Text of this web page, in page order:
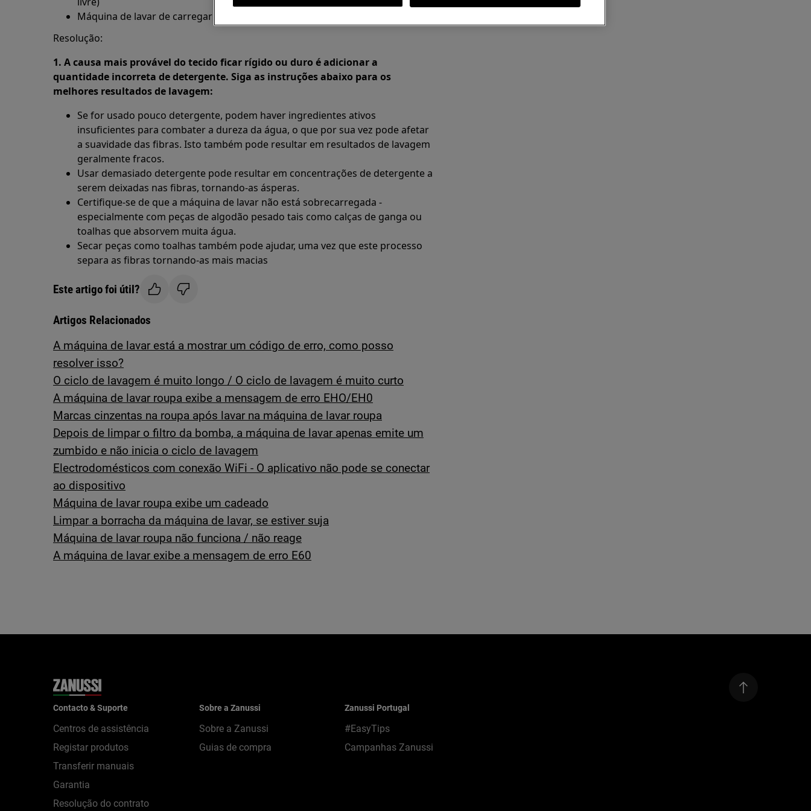
Máquina de lavar de carregar pelo topo
Resolução:
1. A causa mais provável do tecido ficar rígido ou duro é adicionar a
quantidade incorreta de detergente. Siga as instruções abaixo para os
melhores resultados de lavagem:
Se for usado pouco detergente, podem haver ingredientes ativos
insuficientes para combater a dureza da água, o que por sua vez pode afetar
a suavidade das fibras. Isto também pode resultar em resultados de lavagem
geralmente fracos.
Usar demasiado detergente pode resultar em concentrações de detergente a
serem deixadas nas fibras, tornando-as ásperas.
Certifique-se de que a máquina de lavar não está sobrecarregada -
especialmente com peças de algodão pesado tais como calças de ganga ou
toalhas que absorvem muita água.
Secar peças como toalhas também pode ajudar, uma vez que este processo
separa as fibras tornando-as mais macias
Este artigo foi útil?
Artigos Relacionados
A máquina de lavar está a mostrar um código de erro, como posso
resolver isso?
O ciclo de lavagem é muito longo / O ciclo de lavagem é muito curto
A máquina de lavar roupa exibe a mensagem de erro EHO/EH0
Marcas cinzentas na roupa após lavar na máquina de lavar roupa
Depois de limpar o filtro da bomba, a máquina de lavar apenas emite um
zumbido e não inicia o ciclo de lavagem
Electrodomésticos com conexão WiFi - O aplicativo não pode se conectar
ao dispositivo
Máquina de lavar roupa exibe um cadeado
Limpar a borracha da máquina de lavar, se estiver suja
Máquina de lavar roupa não funciona / não reage
A máquina de lavar exibe a mensagem de erro E60
Contacto & Suporte
Centros de assistência
Registar produtos
Transferir manuais
Garantia
Resolução do contrato
Sobre a Zanussi
Sobre a Zanussi
Guias de compra
Zanussi Portugal
#EasyTips
Campanhas Zanussi